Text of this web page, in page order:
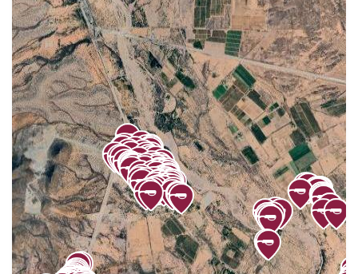
BURÓCRATA 43
CAMPO DE TIRO 2
CARRETERA GUAYMAS HERMOSILLO 1
CASAS BLANCAS 5
CENTENARIO 19
CENTRO 664
CHUMAMPACO 4
COLINAS DE FÁTIMA 13
COLINAS DE MIRAMAR 60
COLINAS DEL SOL 45